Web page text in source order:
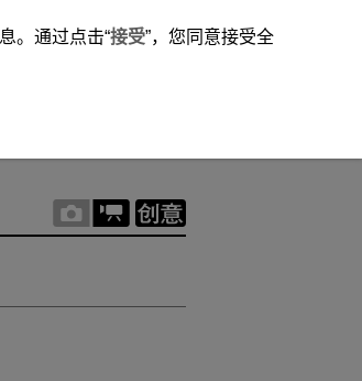
。通过点击“接受”，您同意接受全